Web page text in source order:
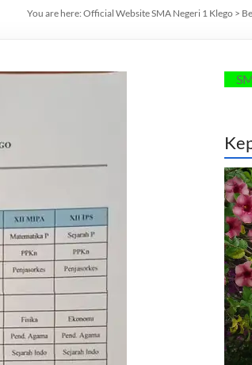
You are here: Official Website SMA Negeri 1 Klego >